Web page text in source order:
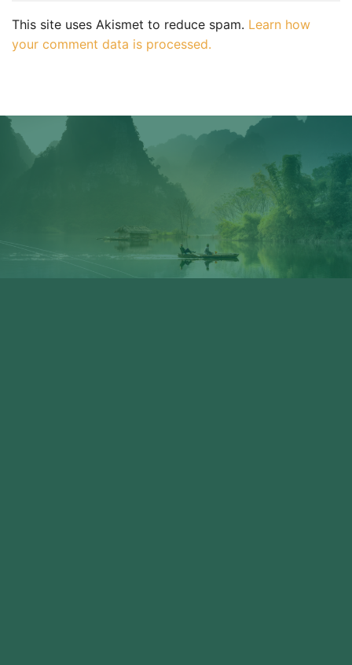
This site uses Akismet to reduce spam. Learn how
your comment data is processed.